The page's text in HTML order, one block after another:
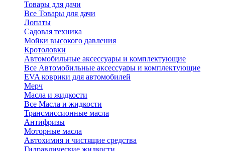
Товары для дачи
Все Товары для дачи
Лопаты
Садовая техника
Мойки высокого давления
Кротоловки
Автомобильные аксессуары и комплектующие
Все Автомобильные аксессуары и комплектующие
EVA коврики для автомобилей
Мерч
Масла и жидкости
Все Масла и жидкости
Трансмиссионные масла
Антифризы
Моторные масла
Автохимия и чистящие средства
Гидравлические жидкости